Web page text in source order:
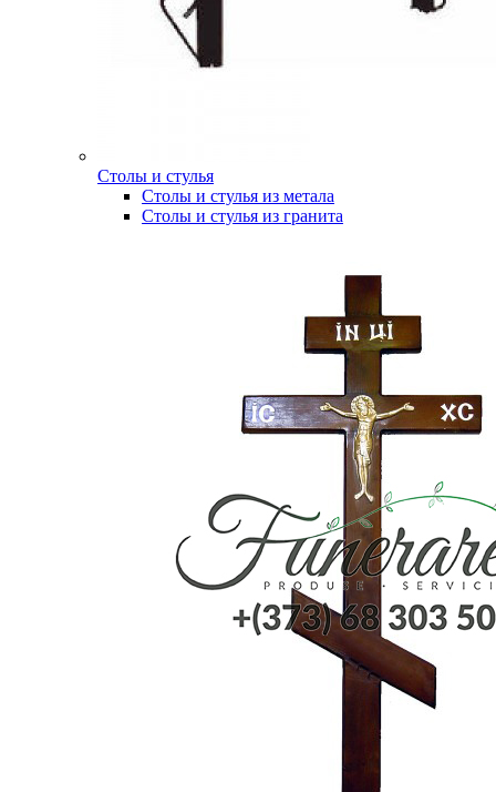
Столы и стулья
Столы и стулья из метала
Столы и стулья из гранита